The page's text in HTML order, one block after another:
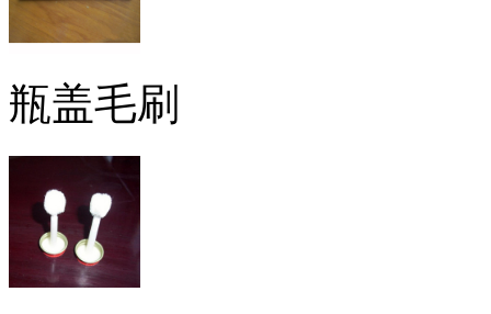
瓶盖毛刷